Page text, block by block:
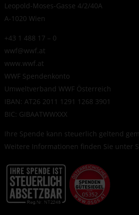
Leopold-Moses-Gasse 4/2/40A
A-1020 Wien
+43 1 488 17 – 0
wwf@wwf.at
www.wwf.at
WWF Spendenkonto
Umweltverband WWF Österreich
IBAN: AT26 2011 1291 1268 3901
BIC: GIBAATWWXXX
Ihre Spende kann steuerlich geltend
Weitere Informationen finden Sie unter